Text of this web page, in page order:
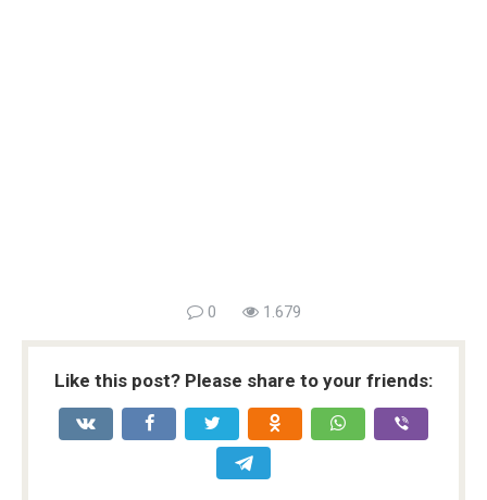
0 1.679
Like this post? Please share to your friends: